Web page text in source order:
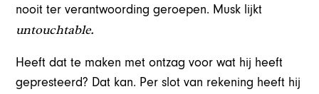
nooit ter verantwoording geroepen. Musk lijkt
untouchtable.
Heeft dat te maken met ontzag voor wat hij heeft
gepresteerd? Dat kan. Per slot van rekening heeft hij